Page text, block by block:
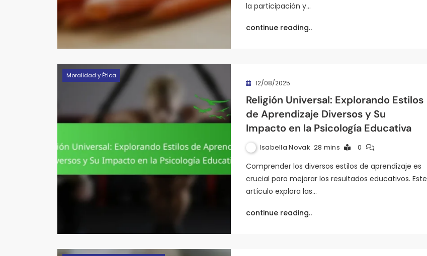
la participación y…
continue reading..
Moralidad y Ética
12/08/2025
Religión Universal: Explorando Estilos
de Aprendizaje Diversos y Su
Impacto en la Psicología Educativa
Isabella Novak 28 mins 0
Comprender los diversos estilos de aprendizaje es
crucial para mejorar los resultados educativos. Este
artículo explora las…
continue reading..